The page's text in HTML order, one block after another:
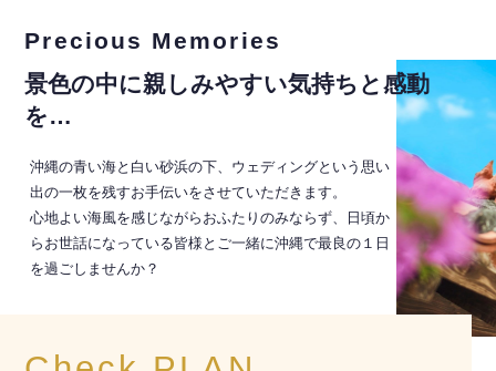
Precious Memories
景色の中に親しみやすい気持ちと感動
を…
沖縄の青い海と白い砂浜の下、ウェディングという思い
出の一枚を残すお手伝いをさせていただきます。
心地よい海風を感じながらおふたりのみならず、日頃か
らお世話になっている皆様とご一緒に沖縄で最良の１日
を過ごしませんか？